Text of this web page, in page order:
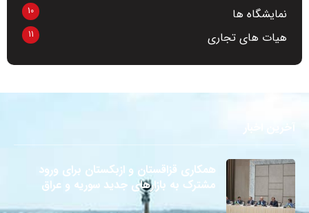
نمایشگاه ها 10
هیات های تجاری 11
همکاری قزاقستان و ازبکستان برای ورود
مشترک به بازارهای جدید سوریه و عراق